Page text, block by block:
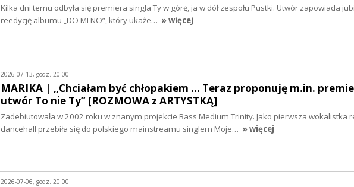
Kilka dni temu odbyła się premiera singla Ty w górę, ja w dół zespołu Pustki. Utwór zapowiada
reedycję albumu „DO MI NO”, który ukaże… » więcej
2026-07-13, godz. 20:00
MARIKA | „Chciałam być chłopakiem ... Teraz proponuję m.in.
utwór To nie Ty” [ROZMOWA z ARTYSTKĄ]
Zadebiutowała w 2002 roku w znanym projekcie Bass Medium Trinity. Jako pierwsza wokalistka
dancehall przebiła się do polskiego mainstreamu singlem Moje… » więcej
2026-07-06, godz. 20:00